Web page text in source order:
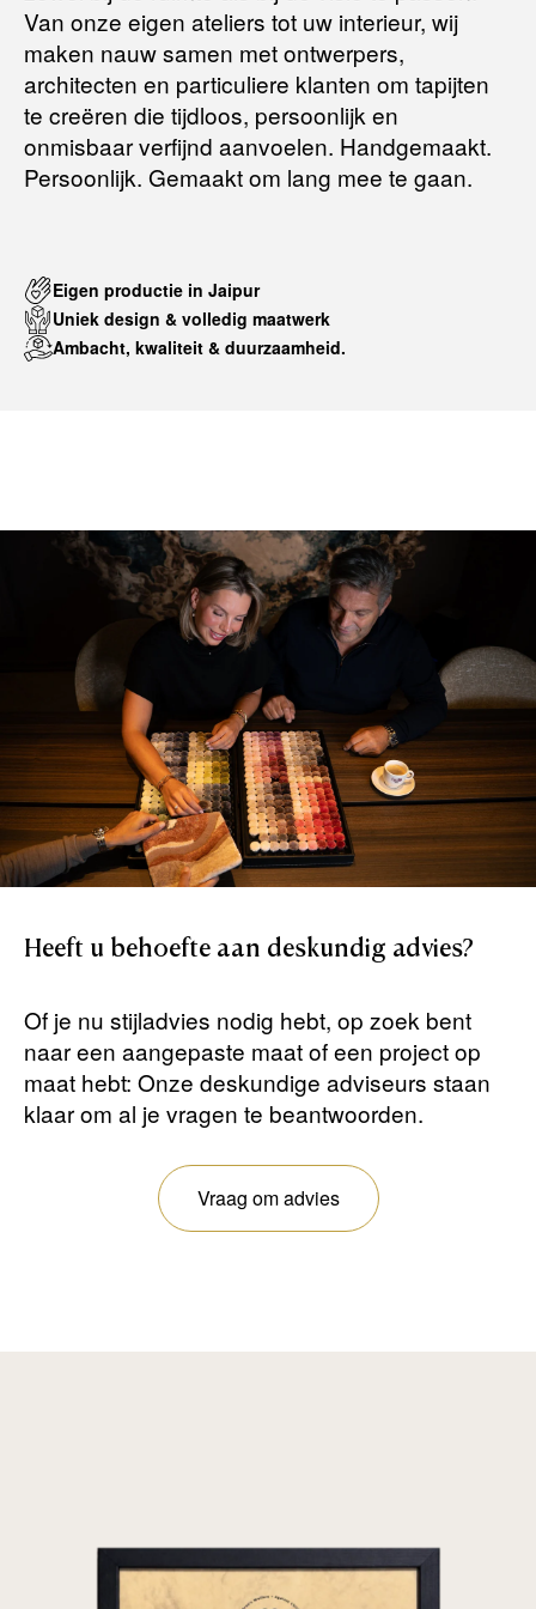
Terugbetalingsbeleid
Van onze eigen ateliers tot uw interieur, wij
maken nauw samen met ontwerpers,
architecten en particuliere klanten om tapijten
te creëren die tijdloos, persoonlijk en
onmisbaar verfijnd aanvoelen. Handgemaakt.
Persoonlijk. Gemaakt om lang mee te gaan.
Eigen productie in Jaipur
Uniek design & volledig maatwerk
Ambacht, kwaliteit & duurzaamheid.
Heeft u behoefte aan deskundig advies?
Of je nu stijladvies nodig hebt, op zoek bent
naar een aangepaste maat of een project op
maat hebt: Onze deskundige adviseurs staan ​​
klaar om al je vragen te beantwoorden.
Vraag om advies